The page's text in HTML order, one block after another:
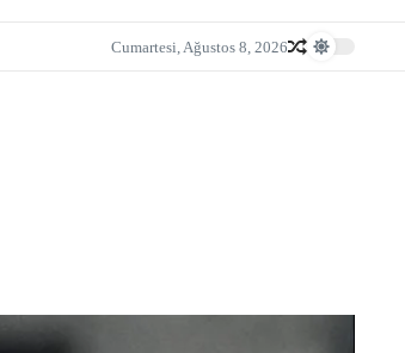
Cumartesi, Ağustos 8, 2026